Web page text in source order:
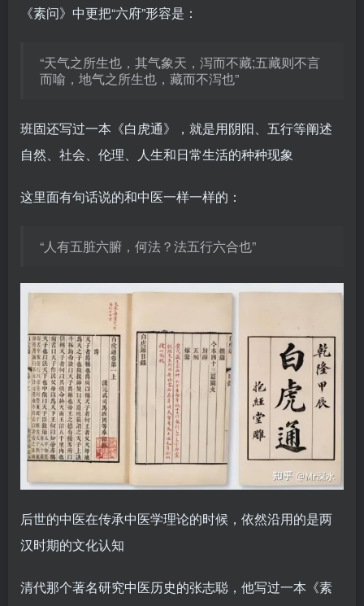
《素问》中更把“六府”形容是：
“天气之所生也，其气象天，泻而不藏;五藏则不言
而喻，地气之所生也，藏而不泻也”
班固还写过一本《白虎通》，就是用阴阳、五行等阐述
自然、社会、伦理、人生和日常生活的种种现象
这里面有句话说的和中医一样一样的：
“人有五脏六腑，何法？法五行六合也”
后世的中医在传承中医学理论的时候，依然沿用的是两
汉时期的文化认知
清代那个著名研究中医历史的张志聪，他写过一本《素